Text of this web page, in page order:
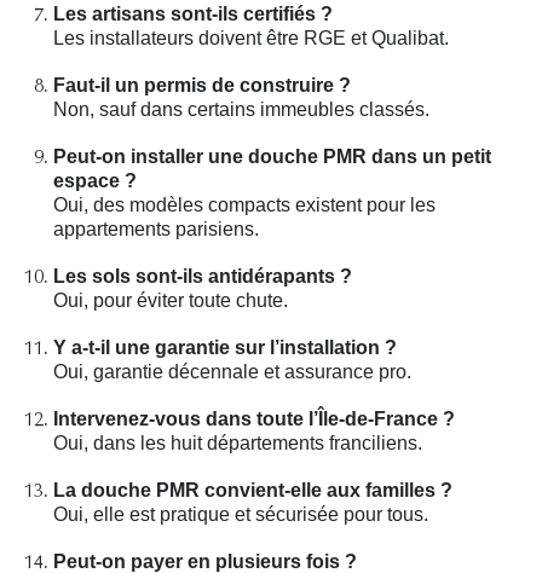
Les artisans sont-ils certifiés ?
Les installateurs doivent être RGE et Qualibat.
Faut-il un permis de construire ?
Non, sauf dans certains immeubles classés.
Peut-on installer une douche PMR dans un petit
espace ?
Oui, des modèles compacts existent pour les
appartements parisiens.
Les sols sont-ils antidérapants ?
Oui, pour éviter toute chute.
Y a-t-il une garantie sur l’installation ?
Oui, garantie décennale et assurance pro.
Intervenez-vous dans toute l’Île-de-France ?
Oui, dans les huit départements franciliens.
La douche PMR convient-elle aux familles ?
Oui, elle est pratique et sécurisée pour tous.
Peut-on payer en plusieurs fois ?